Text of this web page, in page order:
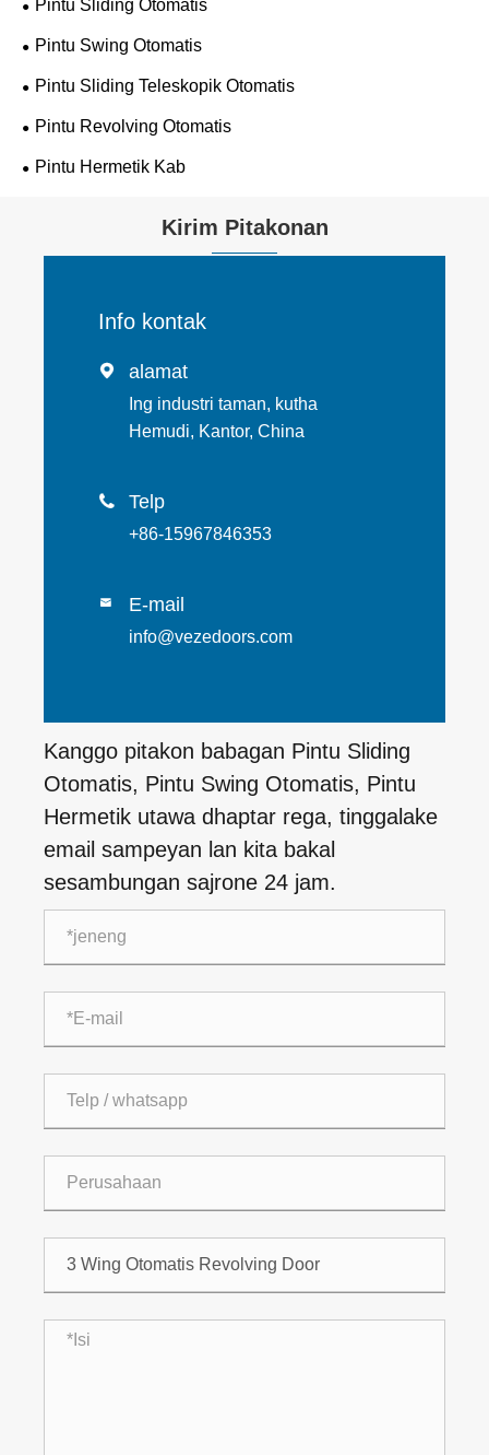
Pintu Sliding Otomatis
Pintu Swing Otomatis
Pintu Sliding Teleskopik Otomatis
Pintu Revolving Otomatis
Pintu Hermetik Kab
Kirim Pitakonan
Info kontak
 alamat
Ing industri taman, kutha
Hemudi, Kantor, China
 Telp
+86-15967846353
 E-mail
info@vezedoors.com
Kanggo pitakon babagan Pintu Sliding
Otomatis, Pintu Swing Otomatis, Pintu
Hermetik utawa dhaptar rega, tinggalake
email sampeyan lan kita bakal
sesambungan sajrone 24 jam.